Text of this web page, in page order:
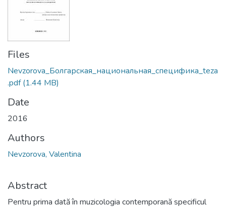
Files
Nevzorova_Болгарская_национальная_специфика_teza
.pdf(1.44 MB)
Date
2016
Authors
Nevzorova, Valentina
Abstract
Pentru prima dată în muzicologia contemporană specificul